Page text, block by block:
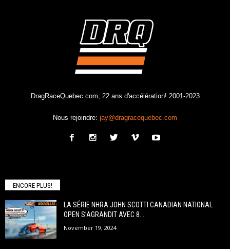
DragRaceQuebec.com, 22 ans d'accélération! 2001-2023
Nous rejoindre: jay@dragracequebec.com
ENCORE PLUS!
LA SÉRIE NHRA JOHN SCOTTI CANADIAN NATIONAL
OPEN S’AGRANDIT AVEC 8...
November 19, 2024